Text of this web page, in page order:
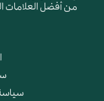
من أفضل العلامات